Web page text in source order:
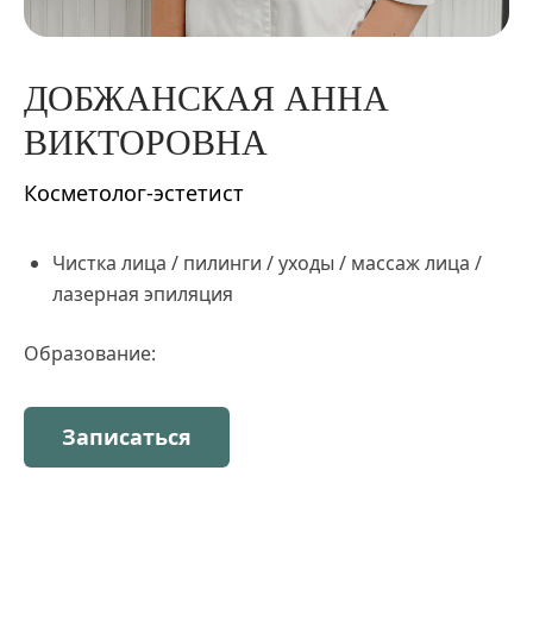
ДОБЖАНСКАЯ АННА
ВИКТОРОВНА
Косметолог-эстетист
Чистка лица / пилинги / уходы / массаж лица /
лазерная эпиляция
Образование:
Записаться